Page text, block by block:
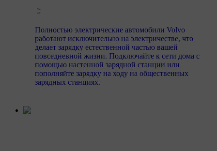
Полностью электрические автомобили Volvo
работают исключительно на электричестве, что
делает зарядку естественной частью вашей
повседневной жизни. Подключайте к сети дома с
помощью настенной зарядной станции или
пополняйте зарядку на ходу на общественных
зарядных станциях.